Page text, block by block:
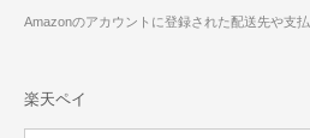
Amazonのアカウントに登録された配送先や支
楽天ペイ